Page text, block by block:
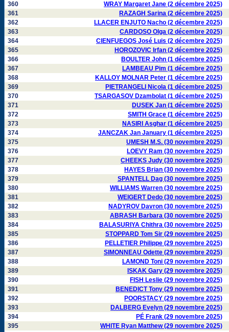
360
WRAY Margaret Jane (2 décembre 2025)
361
RAZAGH Sarina (2 décembre 2025)
362
LLACER ENJUTO Nacho (2 décembre 2025)
363
CARDOSO Olga (2 décembre 2025)
364
CIENFUEGOS José Luis (2 décembre 2025)
365
HOROZOVIC Irfan (2 décembre 2025)
366
BOULTER John (1 décembre 2025)
367
LAMBEAU Pim (1 décembre 2025)
368
KALLOY MOLNAR Peter (1 décembre 2025)
369
PIETRANGELI Nicola (1 décembre 2025)
370
TSARGASOV Dzambolat (1 décembre 2025)
371
DUSEK Jan (1 décembre 2025)
372
SMITH Grace (1 décembre 2025)
373
NASIRI Asghar (1 décembre 2025)
374
JANCZAK Jan January (1 décembre 2025)
375
UMESH M.S. (30 novembre 2025)
376
LOEVY Ram (30 novembre 2025)
377
CHEEKS Judy (30 novembre 2025)
378
HAYES Brian (30 novembre 2025)
379
SPANTELL Dag (30 novembre 2025)
380
WILLIAMS Warren (30 novembre 2025)
381
WEIGERT Dedo (30 novembre 2025)
382
NADYROV Davron (30 novembre 2025)
383
ABRASH Barbara (30 novembre 2025)
384
BALASURIYA Chithra (30 novembre 2025)
385
STOPPARD Tom Sir (29 novembre 2025)
386
PELLETIER Philippe (29 novembre 2025)
387
SIMONNEAU Odette (29 novembre 2025)
388
LAMOND Toni (29 novembre 2025)
389
ISKAK Gary (29 novembre 2025)
390
FISH Leslie (29 novembre 2025)
391
BENEDICT Tony (29 novembre 2025)
392
POORSTACY (29 novembre 2025)
393
DALBERG Evelyn (29 novembre 2025)
394
PÉ Frank (29 novembre 2025)
395
WHITE Ryan Matthew (29 novembre 2025)